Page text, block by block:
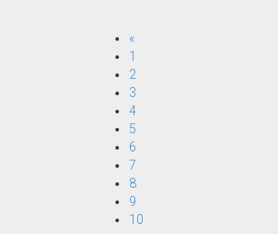
«
1
2
3
4
5
6
7
8
9
10